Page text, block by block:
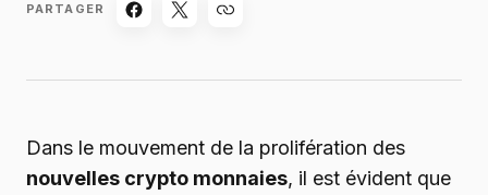
PARTAGER
Dans le mouvement de la prolifération des
nouvelles crypto monnaies, il est évident que